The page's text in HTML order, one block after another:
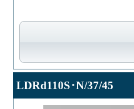
LDRd110S･N/37/45